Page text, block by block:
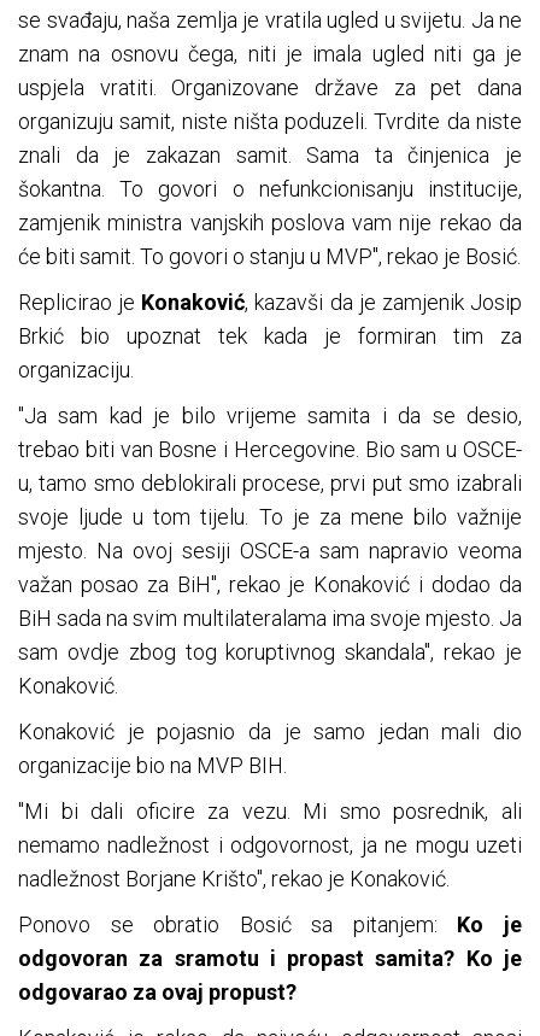
se svađaju, naša zemlja je vratila ugled u svijetu. Ja ne
znam na osnovu čega, niti je imala ugled niti ga je
uspjela vratiti. Organizovane države za pet dana
organizuju samit, niste ništa poduzeli. Tvrdite da niste
znali da je zakazan samit. Sama ta činjenica je
šokantna. To govori o nefunkcionisanju institucije,
zamjenik ministra vanjskih poslova vam nije rekao da
će biti samit. To govori o stanju u MVP", rekao je Bosić.
Replicirao je Konaković, kazavši da je zamjenik Josip
Brkić bio upoznat tek kada je formiran tim za
organizaciju.
"Ja sam kad je bilo vrijeme samita i da se desio,
trebao biti van Bosne i Hercegovine. Bio sam u OSCE-
u, tamo smo deblokirali procese, prvi put smo izabrali
svoje ljude u tom tijelu. To je za mene bilo važnije
mjesto. Na ovoj sesiji OSCE-a sam napravio veoma
važan posao za BiH", rekao je Konaković i dodao da
BiH sada na svim multilateralama ima svoje mjesto. Ja
sam ovdje zbog tog koruptivnog skandala", rekao je
Konaković.
Konaković je pojasnio da je samo jedan mali dio
organizacije bio na MVP BIH.
"Mi bi dali oficire za vezu. Mi smo posrednik, ali
nemamo nadležnost i odgovornost, ja ne mogu uzeti
nadležnost Borjane Krišto", rekao je Konaković.
Ponovo se obratio Bosić sa pitanjem: Ko je
odgovoran za sramotu i propast samita? Ko je
odgovarao za ovaj propust?